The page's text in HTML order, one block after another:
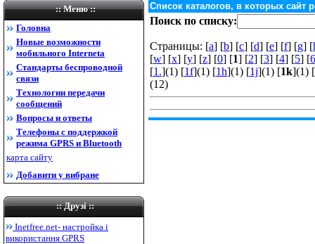
:: Меню ::
Головна
Новые возможности
мобильного Internetа
Стандарты беспроводной
связи
Технологии передачи
сообщений
Вопросы и ответы
Телефоны с поддержкой
режима GPRS и Bluetooth
карта сайту
Добавити у вибране
::Друзі::
Inetfree.net- настройка і
використання GPRS
Список каталогов, в которых сайт
Поиск по списку:
Страницы: [a] [b] [c] [d] [e] [f] [g] [
[w] [x] [y] [z] [0] [1] [2] [3] [4] [5] [6
[1.](1) [1f](1) [1h](1) [1j](1) [1k](1) [
(12)